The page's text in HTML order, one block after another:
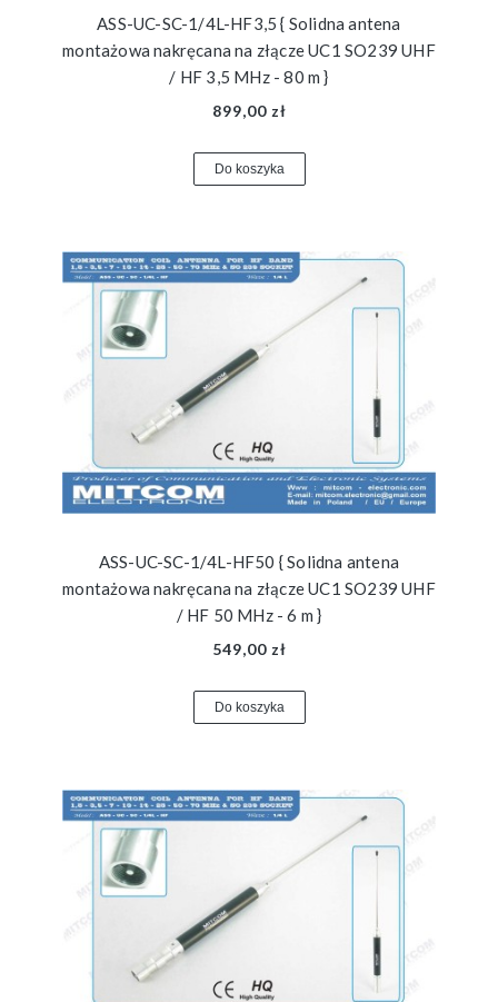
ASS-UC-SC-1/4L-HF3,5 { Solidna antena
montażowa nakręcana na złącze UC1 SO239 UHF
/ HF 3,5 MHz - 80 m }
899,00 zł
Do koszyka
ASS-UC-SC-1/4L-HF50 { Solidna antena
montażowa nakręcana na złącze UC1 SO239 UHF
/ HF 50 MHz - 6 m }
549,00 zł
Do koszyka